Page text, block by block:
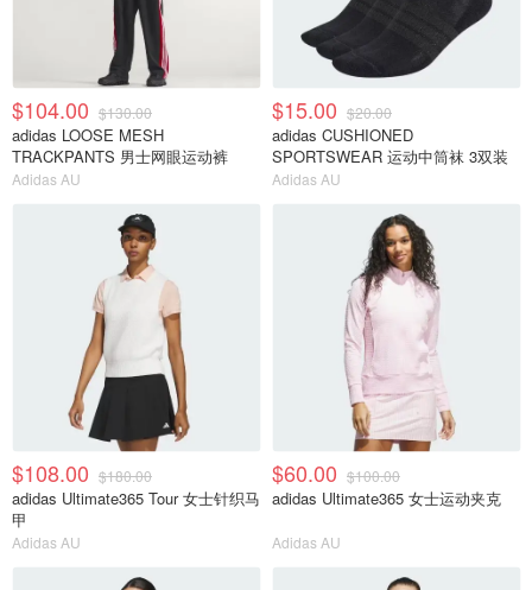
$104.00 $130.00
adidas LOOSE MESH
TRACKPANTS 男士网眼运动裤
Adidas AU
$15.00 $20.00
adidas CUSHIONED
SPORTSWEAR 运动中筒袜 3双装
Adidas AU
$108.00 $180.00
adidas Ultimate365 Tour 女士针织马
甲
Adidas AU
$60.00 $100.00
adidas Ultimate365 女士运动夹克
Adidas AU